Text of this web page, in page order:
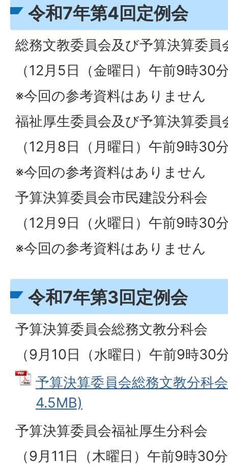
令和7年第4回定例会
総務文教委員会及び予算決算委員
（12月5日（金曜日）午前9時30
※今回の参考資料はありません
福祉厚生委員会及び予算決算委員
（12月8日（月曜日）午前9時30
※今回の参考資料はありません
予算決算委員会市民建設分科会
（12月9日（火曜日）午前9時30
※今回の参考資料はありません
令和7年第3回定例会
予算決算委員会総務文教分科会
（9月10日（水曜日）午前9時30
予算決算委員会総務文教分科
4.5MB)
予算決算委員会福祉厚生分科会
（9月11日（木曜日）午前9時30